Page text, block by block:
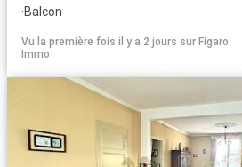
·Balcon
Vu la première fois il y a 2 jours sur Figaro
Immo